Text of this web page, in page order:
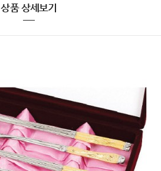
상품 상세보기